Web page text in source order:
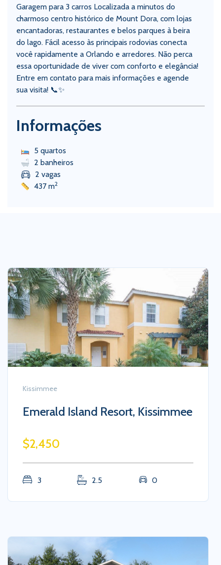
Garagem para 3 carros Localizada a minutos do
charmoso centro histórico de Mount Dora, com lojas
encantadoras, restaurantes e belos parques à beira
do lago. Fácil acesso às principais rodovias conecta
você rapidamente a Orlando e arredores. Não perca
essa oportunidade de viver com conforto e elegância!
Entre em contato para mais informações e agende
sua visita! 📞✨
Informações
5 quartos
2 banheiros
2 vagas
437 m2
Kissimmee
Emerald Island Resort, Kissimmee
$2,450
3 2.5 0